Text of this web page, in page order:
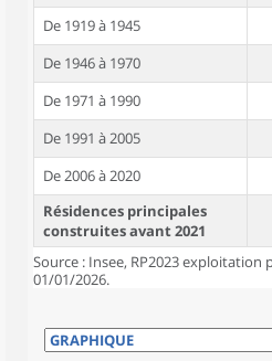
De 1919 à 1945
De 1946 à 1970
De 1971 à 1990
De 1991 à 2005
De 2006 à 2020
Résidences principales
construites avant 2021
Source : Insee, RP2023 exploitation
01/01/2026.